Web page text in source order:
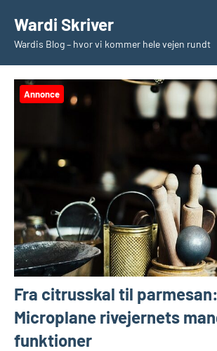
indhold
Wardi Skriver
Wardis Blog – hvor vi kommer hele vejen rundt
Annonce
Fra citrusskal til parmesan:
Microplane rivejernets
funktioner